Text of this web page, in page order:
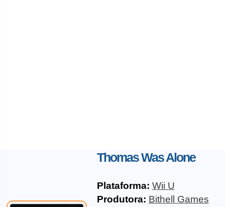
Thomas Was Alone
Plataforma: Wii U
Produtora: Bithell Games